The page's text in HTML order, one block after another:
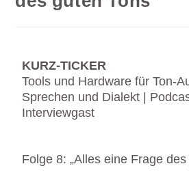
KURZ-TICKER
Tools und Hardware für Ton-
Sprechen und Dialekt |
Interviewgast
Folge 8: „Alles eine Frage des